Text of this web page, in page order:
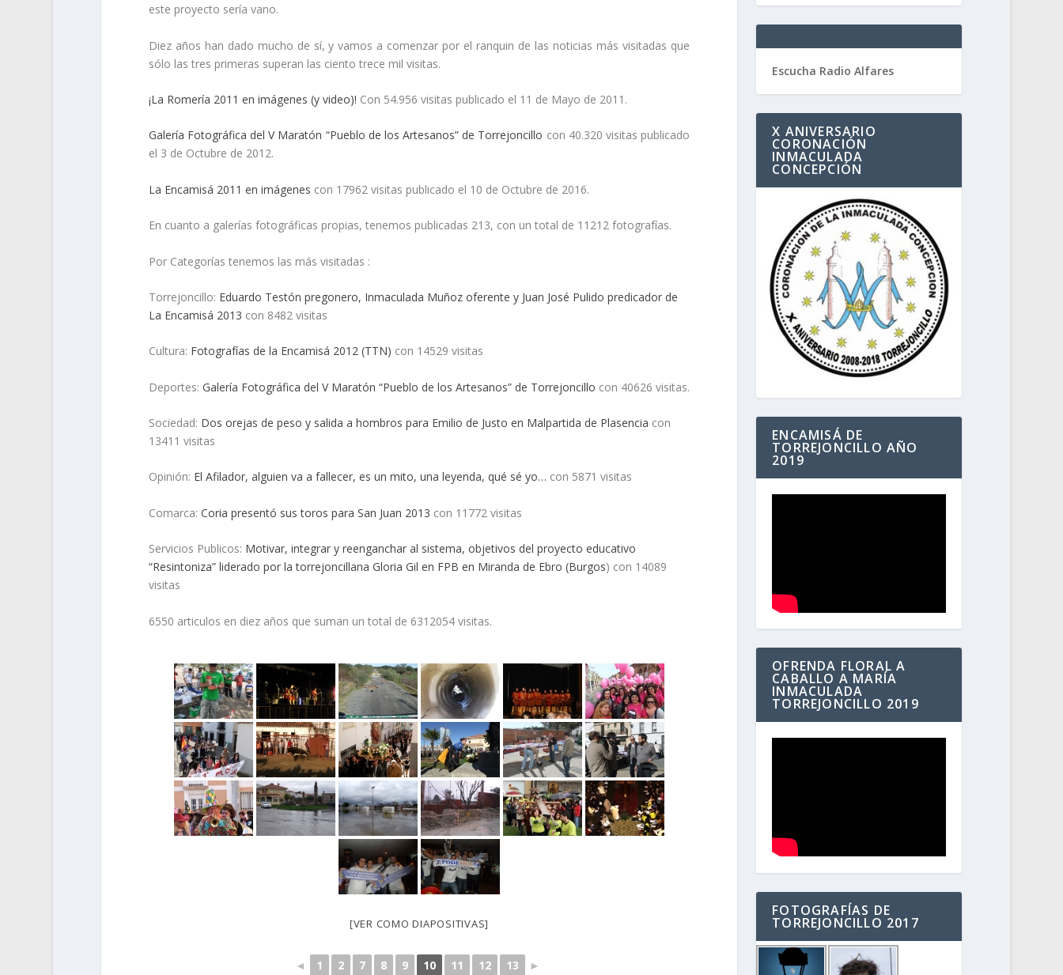
este proyecto sería vano.
Diez años han dado mucho de sí, y vamos a comenzar por el ranquin de las noticias más visitadas que
sólo las tres primeras superan las ciento trece mil visitas.
¡La Romería 2011 en imágenes (y video)! Con 54.956 visitas publicado el 11 de Mayo de 2011.
Galería Fotográfica del V Maratón “Pueblo de los Artesanos” de Torrejoncillo con 40.320 visitas publicado
el 3 de Octubre de 2012.
La Encamisá 2011 en imágenes con 17962 visitas publicado el 10 de Octubre de 2016.
En cuanto a galerías fotográficas propias, tenemos publicadas 213, con un total de 11212 fotografías.
Por Categorías tenemos las más visitadas :
Torrejoncillo: Eduardo Testón pregonero, Inmaculada Muñoz oferente y Juan José Pulido predicador de
La Encamisá 2013 con 8482 visitas
Cultura: Fotografías de la Encamisá 2012 (TTN) con 14529 visitas
Deportes: Galería Fotográfica del V Maratón “Pueblo de los Artesanos” de Torrejoncillo con 40626 visitas.
Sociedad: Dos orejas de peso y salida a hombros para Emilio de Justo en Malpartida de Plasencia con
13411 visitas
Opinión: El Afilador, alguien va a fallecer, es un mito, una leyenda, qué sé yo… con 5871 visitas
Comarca: Coria presentó sus toros para San Juan 2013 con 11772 visitas
Servicios Publicos: Motivar, integrar y reenganchar al sistema, objetivos del proyecto educativo
“Resintoniza” liderado por la torrejoncillana Gloria Gil en FPB en Miranda de Ebro (Burgos) con 14089
visitas
6550 articulos en diez años que suman un total de 6312054 visitas.
[VER COMO DIAPOSITIVAS]
◄ 1 2 7 8 9 10 11 12 13 ►
Escucha Radio Alfares
X ANIVERSARIO
CORONACIÓN
INMACULADA
CONCEPCIÓN
ENCAMISÁ DE
TORREJONCILLO AÑO
2019
OFRENDA FLORAL A
CABALLO A MARÍA
INMACULADA
TORREJONCILLO 2019
FOTOGRAFÍAS DE
TORREJONCILLO 2017